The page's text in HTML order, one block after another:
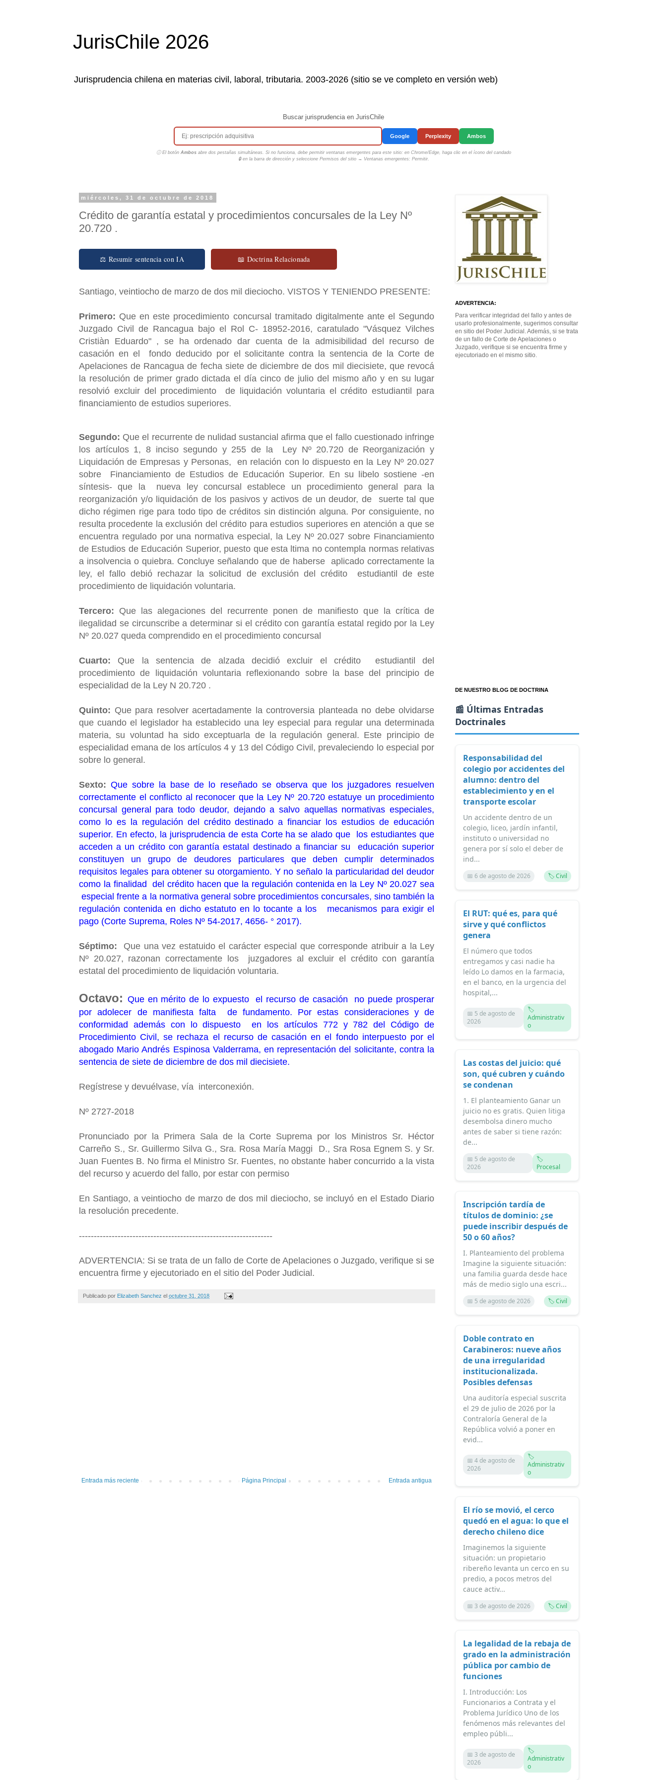
JurisChile 2026
Jurisprudencia chilena en materias civil, laboral, tributaria. 2003-2026 (sitio se ve completo en versión web)
Buscar jurisprudencia en JurisChile
Google Perplexity Ambos
ⓘ El botón Ambosabre dos pestañas simultáneas. Si no funciona, debe permitir ventanas emergentes para este sitio: en Chrome/Edge, haga clic en el ícono del candado
🔒 en la barra de dirección y seleccione Permisos del sitio → Ventanas emergentes: Permitir.
miércoles, 31 de octubre de 2018
Crédito de garantía estatal y procedimientos concursales de la Ley Nº
20.720 .
⚖ Resumir sentencia con IA 📖 Doctrina Relacionada
Santiago, veintiocho de marzo de dos mil dieciocho. VISTOS Y TENIENDO PRESENTE:
Primero: Que en este procedimiento concursal tramitado digitalmente ante el Segundo
Juzgado Civil de Rancagua bajo el Rol C- 18952-2016, caratulado "Vásquez Vilches
Cristiàn Eduardo" , se ha ordenado dar cuenta de la admisibilidad del recurso de
casación en el fondo deducido por el solicitante contra la sentencia de la Corte de
Apelaciones de Rancagua de fecha siete de diciembre de dos mil diecisiete, que revocá
la resolución de primer grado dictada el día cinco de julio del mismo año y en su lugar
resolvió excluir del procedimiento de liquidación voluntaria el crédito estudiantil para
financiamiento de estudios superiores.
Segundo: Que el recurrente de nulidad sustancial afirma que el fallo cuestionado infringe
los artículos 1, 8 inciso segundo y 255 de la Ley Nº 20.720 de Reorganización y
Liquidación de Empresas y Personas, en relación con lo dispuesto en la Ley Nº 20.027
sobre Financiamiento de Estudios de Educación Superior. En su libelo sostiene -en
síntesis- que la nueva ley concursal establece un procedimiento general para la
reorganización y/o liquidación de los pasivos y activos de un deudor, de suerte tal que
dicho régimen rige para todo tipo de créditos sin distinción alguna. Por consiguiente, no
resulta procedente la exclusión del crédito para estudios superiores en atención a que se
encuentra regulado por una normativa especial, la Ley Nº 20.027 sobre Financiamiento
de Estudios de Educación Superior, puesto que esta ltima no contempla normas relativas
a insolvencia o quiebra. Concluye señalando que de haberse aplicado correctamente la
ley, el fallo debió rechazar la solicitud de exclusión del crédito estudiantil de este
procedimiento de liquidación voluntaria.
Tercero: Que las alegaciones del recurrente ponen de manifiesto que la crítica de
ilegalidad se circunscribe a determinar si el crédito con garantía estatal regido por la Ley
Nº 20.027 queda comprendido en el procedimiento concursal
Cuarto: Que la sentencia de alzada decidió excluir el crédito estudiantil del
procedimiento de liquidación voluntaria reflexionando sobre la base del principio de
especialidad de la Ley N 20.720 .
Quinto: Que para resolver acertadamente la controversia planteada no debe olvidarse
que cuando el legislador ha establecido una ley especial para regular una determinada
materia, su voluntad ha sido exceptuarla de la regulación general. Este principio de
especialidad emana de los artículos 4 y 13 del Código Civil, prevaleciendo lo especial por
sobre lo general.
Sexto:Que sobre la base de lo reseñado se observa que los juzgadores resuelven
correctamente el conflicto al reconocer que la Ley Nº 20.720 estatuye un procedimiento
concursal general para todo deudor, dejando a salvo aquellas normativas especiales,
como lo es la regulación del crédito destinado a financiar los estudios de educación
superior. En efecto, la jurisprudencia de esta Corte ha se alado que los estudiantes que
acceden a un crédito con garantía estatal destinado a financiar su educación superior
constituyen un grupo de deudores particulares que deben cumplir determinados
requisitos legales para obtener su otorgamiento. Y no señalo la particularidad del deudor
como la finalidad del crédito hacen que la regulación contenida en la Ley Nº 20.027 sea
especial frente a la normativa general sobre procedimientos concursales, sino también la
regulación contenida en dicho estatuto en lo tocante a los mecanismos para exigir el
pago (Corte Suprema, Roles Nº 54-2017, 4656- ° 2017).
Séptimo: Que una vez estatuido el carácter especial que corresponde atribuir a la Ley
Nº 20.027, razonan correctamente los juzgadores al excluir el crédito con garantía
estatal del procedimiento de liquidación voluntaria.
Octavo: Que en mérito de lo expuesto el recurso de casación no puede prosperar
por adolecer de manifiesta falta de fundamento. Por estas consideraciones y de
conformidad además con lo dispuesto en los artículos 772 y 782 del Código de
Procedimiento Civil, se rechaza el recurso de casación en el fondo interpuesto por el
abogado Mario Andrés Espinosa Valderrama, en representación del solicitante, contra la
sentencia de siete de diciembre de dos mil diecisiete.
Regístrese y devuélvase, vía interconexión.
Nº 2727-2018
Pronunciado por la Primera Sala de la Corte Suprema por los Ministros Sr. Héctor
Carreño S., Sr. Guillermo Silva G., Sra. Rosa María Maggi D., Sra Rosa Egnem S. y Sr.
Juan Fuentes B. No firma el Ministro Sr. Fuentes, no obstante haber concurrido a la vista
del recurso y acuerdo del fallo, por estar con permiso
En Santiago, a veintiocho de marzo de dos mil dieciocho, se incluyó en el Estado Diario
la resolución precedente.
-----------------------------------------------------------------
ADVERTENCIA: Si se trata de un fallo de Corte de Apelaciones o Juzgado, verifique si se
encuentra firme y ejecutoriado en el sitio del Poder Judicial.
Publicado por Elizabeth Sanchez el octubre 31, 2018
Entrada más reciente Entrada antigua
Página Principal
ADVERTENCIA:
Para verificar integridad del fallo y antes de
usarlo profesionalmente, sugerimos consultar
en sitio del Poder Judicial. Además, si se trata
de un fallo de Corte de Apelaciones o
Juzgado, verifique si se encuentra firme y
ejecutoriado en el mismo sitio.
DE NUESTRO BLOG DE DOCTRINA
📰 Últimas Entradas
Doctrinales
Responsabilidad del
colegio por accidentes del
alumno: dentro del
establecimiento y en el
transporte escolar
Un accidente dentro de un
colegio, liceo, jardín infantil,
instituto o universidad no
genera por sí solo el deber de
ind...
📅 6 de agosto de 2026 🏷️ Civil
El RUT: qué es, para qué
sirve y qué conflictos
genera
El número que todos
entregamos y casi nadie ha
leído Lo damos en la farmacia,
en el banco, en la urgencia del
hospital,...
📅 5 de agosto de
2026
🏷️
Administrativ
o
Las costas del juicio: qué
son, qué cubren y cuándo
se condenan
1. El planteamiento Ganar un
juicio no es gratis. Quien litiga
desembolsa dinero mucho
antes de saber si tiene razón:
de...
📅 5 de agosto de
2026
🏷️
Procesal
Inscripción tardía de
títulos de dominio: ¿se
puede inscribir después de
50 o 60 años?
I. Planteamiento del problema
Imagine la siguiente situación:
una familia guarda desde hace
más de medio siglo una escri...
📅 5 de agosto de 2026 🏷️ Civil
Doble contrato en
Carabineros: nueve años
de una irregularidad
institucionalizada.
Posibles defensas
Una auditoría especial suscrita
el 29 de julio de 2026 por la
Contraloría General de la
República volvió a poner en
evid...
📅 4 de agosto de
2026
🏷️
Administrativ
o
El río se movió, el cerco
quedó en el agua: lo que el
derecho chileno dice
Imaginemos la siguiente
situación: un propietario
ribereño levanta un cerco en su
predio, a pocos metros del
cauce activ...
📅 3 de agosto de 2026 🏷️ Civil
La legalidad de la rebaja de
grado en la administración
pública por cambio de
funciones
I. Introducción: Los
Funcionarios a Contrata y el
Problema Jurídico Uno de los
fenómenos más relevantes del
empleo públi...
📅 3 de agosto de
2026
🏷️
Administrativ
o